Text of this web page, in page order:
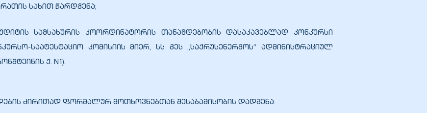
სახით წარდგენა;
სამსახურის კოორდინატორის თანამდებობის დასაკავებლად კონკურსი
საატესტაციო კომისიის მიერ, სს გეს „საქრუსენერგოს“ ადმინისტრაციულ
ქ. N1).
ძირითად ფორმალურ მოთხოვნებთან შესაბამისობის დადგენა.